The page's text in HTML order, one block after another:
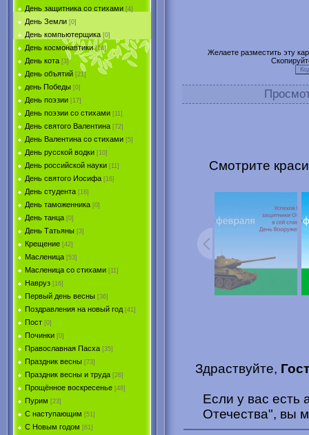
День защитника со стихами [4]
День Земли [0]
День компьютерщика [0]
День космонавтики [14]
День кота [3]
День объятий [21]
день Победы [0]
День поэзии [17]
День поэзии со стихами [11]
День святого Валентина [72]
День Валентина со стихами [5]
День русской водки [10]
День российской науки [11]
День святого Иосифа [16]
День студента [16]
День таможенника [0]
День танца [0]
День Татьяны [3]
Крещение [42]
Масленица [53]
Масленица со стихами [11]
Навруз [16]
Первый день весны [36]
Поздравления на новый год [41]
Пост [0]
Починки [0]
Православная Пасха [35]
Праздник весны [73]
Праздник весны и труда [26]
Прощённое воскресенье [48]
Пурим [23]
C наступающим [51]
С Новым годом [61]
Желаете разместить эту
Смотрите
Здраствуйте,
Если у вас есть
Отечества", вы